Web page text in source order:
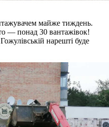
майже тиждень.
— понад 30 вантажівок!
нарешті буде